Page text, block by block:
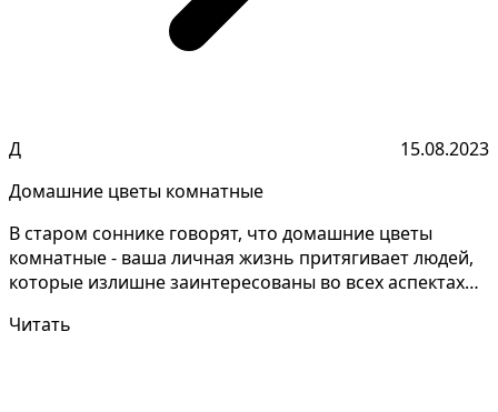
Д
15.08.2023
Домашние цветы комнатные
В старом соннике говорят, что домашние цветы
комнатные - ваша личная жизнь притягивает людей,
которые излишне заинтересованы во всех аспектах
Читать